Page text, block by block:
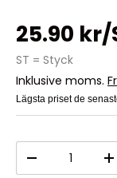
25.90 kr/
ST = Styck
Inklusive moms.
Lägsta priset de
-
+